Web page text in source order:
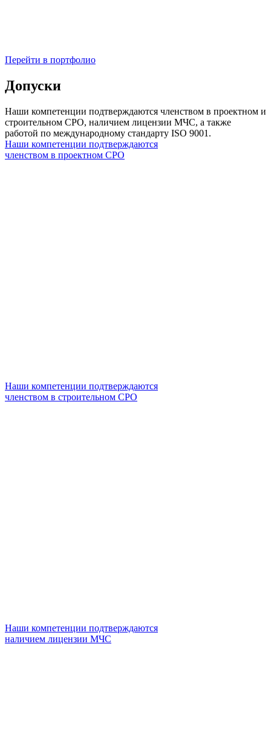
Перейти в портфолио
Допуски
Наши компетенции подтверждаются членством в проектном и
строительном СРО, наличием лицензии МЧС, а также
работой по международному стандарту ISO 9001.
Наши компетенции подтверждаются
членством в проектном СРО
Наши компетенции подтверждаются
членством в строительном СРО
Наши компетенции подтверждаются
наличием лицензии МЧС